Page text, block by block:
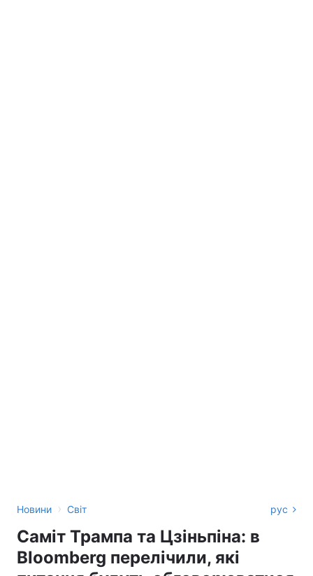
Новини › Світ рус
Саміт Трампа та Цзіньпіна: в
Bloomberg перелічили, які